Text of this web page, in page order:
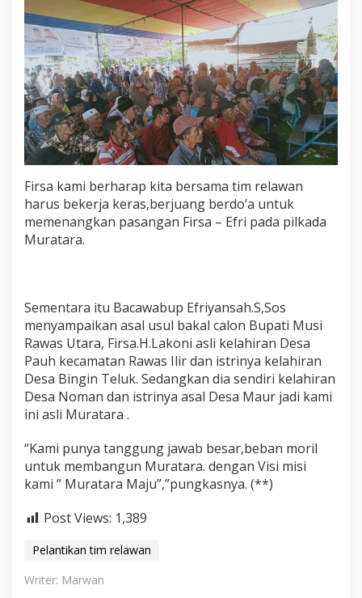
Firsa kami berharap kita bersama tim relawan
harus bekerja keras,berjuang berdo’a untuk
memenangkan pasangan Firsa – Efri pada pilkada
Muratara.
Sementara itu Bacawabup Efriyansah.S,Sos
menyampaikan asal usul bakal calon Bupati Musi
Rawas Utara, Firsa.H.Lakoni asli kelahiran Desa
Pauh kecamatan Rawas Ilir dan istrinya kelahiran
Desa Bingin Teluk. Sedangkan dia sendiri kelahiran
Desa Noman dan istrinya asal Desa Maur jadi kami
ini asli Muratara .
“Kami punya tanggung jawab besar,beban moril
untuk membangun Muratara. dengan Visi misi
kami ” Muratara Maju”,”pungkasnya. (**)
Post Views: 1,389
Pelantikan tim relawan
Writer: Marwan